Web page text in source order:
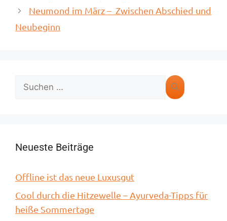
Neumond im März – Zwischen Abschied und
Neubeginn
Neueste Beiträge
Offline ist das neue Luxusgut
Cool durch die Hitzewelle – Ayurveda-Tipps für
heiße Sommertage